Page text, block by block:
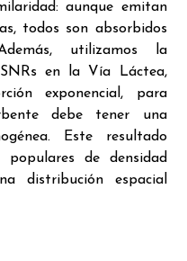
aunque emitan
todos son absorbidos
utilizamos la
en la Vía Láctea,
exponencial, para
debe tener una
Este resultado
de densidad
distribución espacial